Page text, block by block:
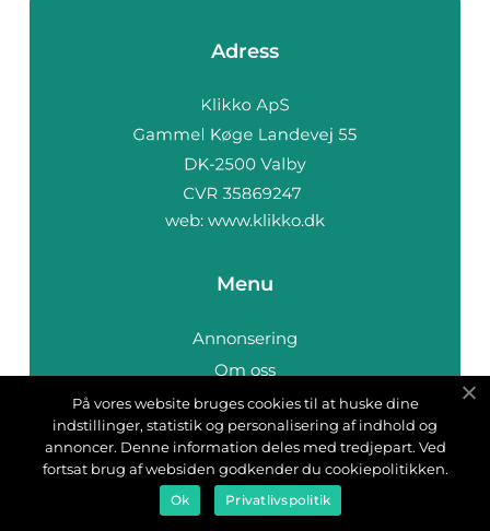
Adress
web: www.klikko.dk
Menu
Annonsering
Om oss
Cookies
Kontakta oss
Sitemap
På vores website bruges cookies til at huske dine
indstillinger, statistik og personalisering af indhold og
annoncer. Denne information deles med tredjepart. Ved
fortsat brug af websiden godkender du cookiepolitikken.
Ok Privatlivspolitik